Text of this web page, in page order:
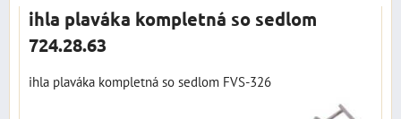
ihla plaváka kompletná so sedlom
724.28.63
ihla plaváka kompletná so sedlom FVS-326